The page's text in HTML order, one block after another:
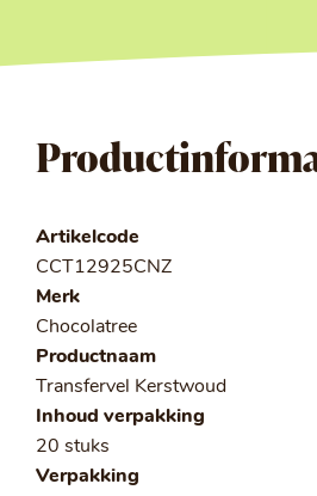
Artikelcode
CCT12925CNZ
Merk
Chocolatree
Productnaam
Transfervel Kerstwoud
Inhoud verpakking
20 stuks
Verpakking